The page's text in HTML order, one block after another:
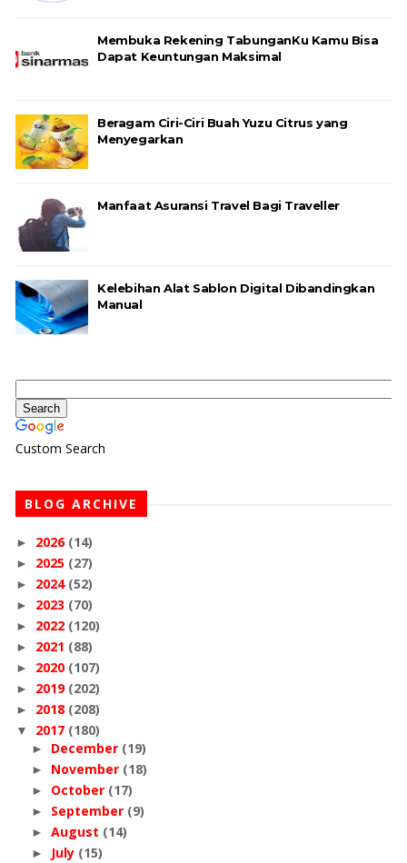
Membuka Rekening TabunganKu Kamu Bisa
Dapat Keuntungan Maksimal
Beragam Ciri-Ciri Buah Yuzu Citrus yang
Menyegarkan
Manfaat Asuransi Travel Bagi Traveller
Kelebihan Alat Sablon Digital Dibandingkan
Manual
Custom Search
BLOG ARCHIVE
► 2026 (14)
► 2025 (27)
► 2024 (52)
► 2023 (70)
► 2022 (120)
► 2021 (88)
► 2020 (107)
► 2019 (202)
► 2018 (208)
▼ 2017 (180)
► December (19)
► November (18)
► October (17)
► September (9)
► August (14)
► July (15)